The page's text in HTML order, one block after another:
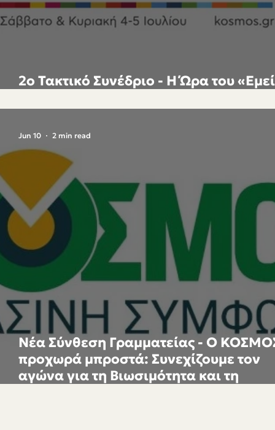
2o Τακτικό Συνέδριο - Η Ώρα του
Νέα Σύνθεση Γραμματείας - Ο
προχωρά μπροστά: Συνεχίζουμε τον
αγώνα για τη Βιωσιμότητα και τη
Jun 10 2 min read